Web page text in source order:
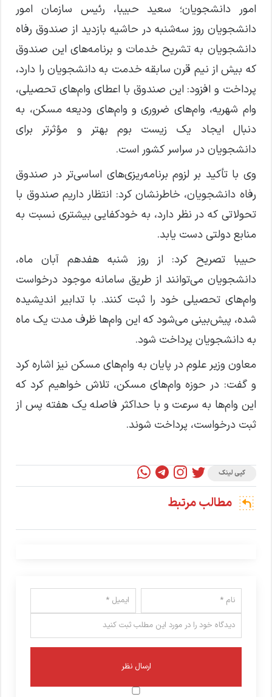
امور دانشجویان؛ سعید حبیبا، رئیس سازمان امور
دانشجویان روز سه‌شنبه در حاشیه بازدید از صندوق رفاه
دانشجویان به تشریح خدمات و برنامه‌های این صندوق
که بیش از نیم قرن سابقه خدمت به دانشجویان را دارد،
پرداخت و افزود: این صندوق با اعطای وام‌های تحصیلی،
وام شهریه، وام‌های ضروری و وام‌های ودیعه مسکن، به
دنبال ایجاد یک زیست بوم بهتر و مؤثرتر برای
دانشجویان در سراسر کشور است.
وی با تأکید بر لزوم برنامه‌ریزی‌های اساسی‌تر در صندوق
رفاه دانشجویان، خاطرنشان کرد: انتظار داریم صندوق با
تحولاتی که در نظر دارد، به خودکفایی بیشتری نسبت به
منابع دولتی دست یابد.
حبیبا تصریح کرد: از روز شنبه هفدهم آبان ماه،
دانشجویان می‌توانند از طریق سامانه موجود درخواست
وام‌های تحصیلی خود را ثبت کنند. با تدابیر اندیشیده
شده، پیش‌بینی می‌شود که این وام‌ها ظرف مدت یک ماه
به دانشجویان پرداخت شود.
معاون وزیر علوم در پایان به وام‌های مسکن نیز اشاره کرد
و گفت: در حوزه وام‌های مسکن، تلاش خواهیم کرد که
این وام‌ها به سرعت و با حداکثر فاصله یک هفته پس از
ثبت درخواست، پرداخت شوند.
کپی لینک
مطالب مرتبط